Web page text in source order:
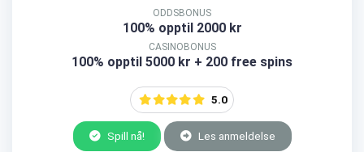
ODDSBONUS
100% opptil 2000 kr
CASINOBONUS
100% opptil 5000 kr + 200 free spins
5.0
Spill nå! Les anmeldelse